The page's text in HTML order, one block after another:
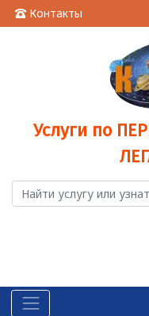
Контакты
Услуги по